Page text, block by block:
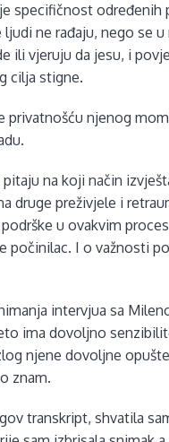
specifičnost određenih
ne rađaju, nego se
ili vjeruju da jesu, i
cilja stigne.
njenog
na koji način
druge preživjele i
u ovakvim
počinilac. I o važnosti
intervjua sa
ima dovoljno
njene dovoljne
znam.
transkript, shvatila